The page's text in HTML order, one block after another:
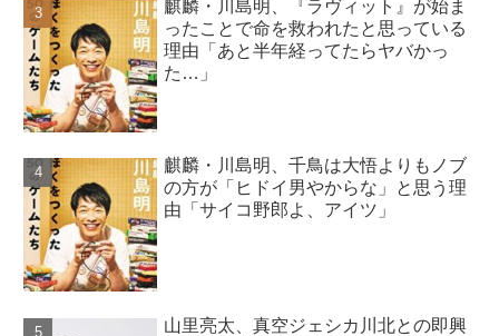
麒麟・川島明、『ラヴィット』が始ま
ったことで命を救われたと思っている
理由「あと半年経ってたらヤバかっ
た…」
麒麟・川島明、千鳥は大悟よりもノブ
の方が「ヒドイ男やからな」と思う理
由「サイコ野郎よ、アイツ」
山里亮太、真空ジェシカ川北との即興